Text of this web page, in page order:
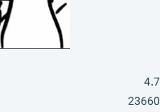
4.7
23660